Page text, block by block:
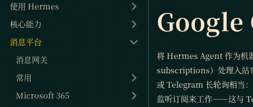
使用 Hermes
核心能力
消息平台
消息网关
常用
Microsoft 365
Google
将 Hermes Agent 作为机
subscriptions）处理入站
或 Telegram 长轮询相当
监听订阅来工作——这与